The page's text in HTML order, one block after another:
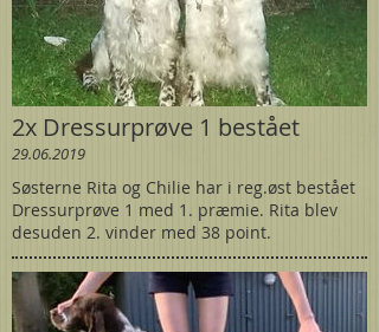
2x Dressurprøve 1 bestået
29.06.2019
Søsterne Rita og Chilie har i reg.øst bestået
Dressurprøve 1 med 1. præmie. Rita blev
desuden 2. vinder med 38 point.